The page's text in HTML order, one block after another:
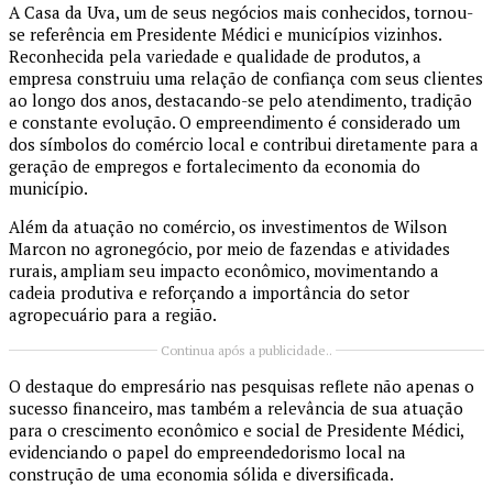
A Casa da Uva, um de seus negócios mais conhecidos, tornou-
se referência em Presidente Médici e municípios vizinhos.
Reconhecida pela variedade e qualidade de produtos, a
empresa construiu uma relação de confiança com seus clientes
ao longo dos anos, destacando-se pelo atendimento, tradição
e constante evolução. O empreendimento é considerado um
dos símbolos do comércio local e contribui diretamente para a
geração de empregos e fortalecimento da economia do
município.
Além da atuação no comércio, os investimentos de Wilson
Marcon no agronegócio, por meio de fazendas e atividades
rurais, ampliam seu impacto econômico, movimentando a
cadeia produtiva e reforçando a importância do setor
agropecuário para a região.
Continua após a publicidade..
O destaque do empresário nas pesquisas reflete não apenas o
sucesso financeiro, mas também a relevância de sua atuação
para o crescimento econômico e social de Presidente Médici,
evidenciando o papel do empreendedorismo local na
construção de uma economia sólida e diversificada.